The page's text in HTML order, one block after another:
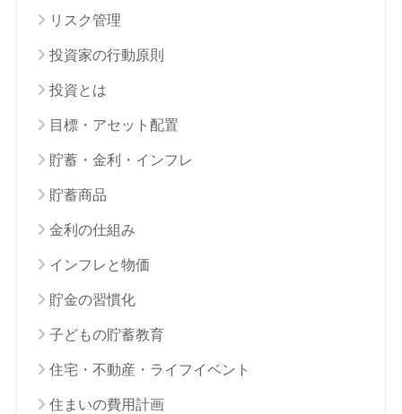
リスク管理
投資家の行動原則
投資とは
目標・アセット配置
貯蓄・金利・インフレ
貯蓄商品
金利の仕組み
インフレと物価
貯金の習慣化
子どもの貯蓄教育
住宅・不動産・ライフイベント
住まいの費用計画